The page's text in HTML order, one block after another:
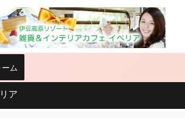
ム
ア